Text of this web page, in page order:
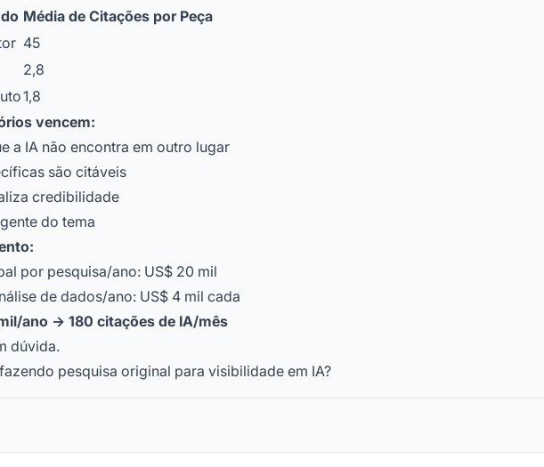
Média de Citações por Peça
45
2,8
1,8
vencem:
a IA não encontra em outro lugar
são citáveis
credibilidade
do tema
por pesquisa/ano: US$ 20 mil
de dados/ano: US$ 4 mil cada
ano → 180 citações de IA/mês
dúvida.
pesquisa original para visibilidade em IA?